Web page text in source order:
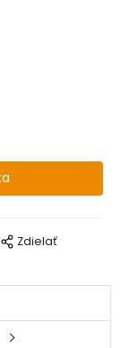
Zdielať